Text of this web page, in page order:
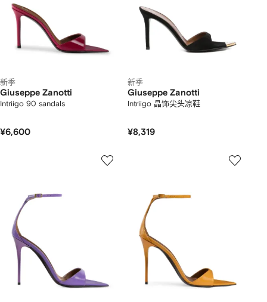
新季
Giuseppe Zanotti
Intriigo 90 sandals
¥6,600
新季
Giuseppe Zanotti
Intriigo 晶饰尖头凉鞋
¥8,319